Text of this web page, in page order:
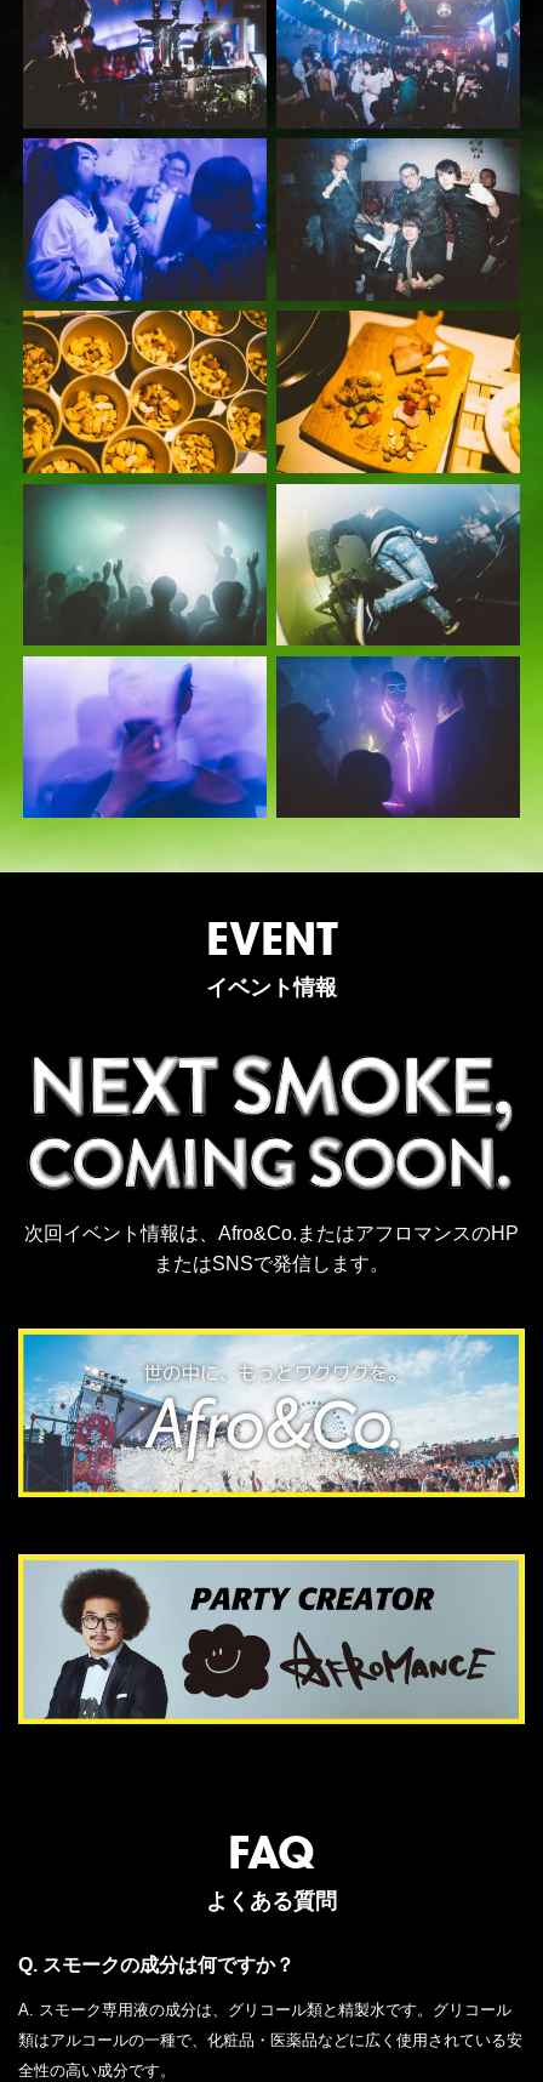
EVENT
イベント情報
次回イベント情報は、Afro&Co.またはアフロマンスのHP
またはSNSで発信します。
FAQ
よくある質問
Q. スモークの成分は何ですか？
A. スモーク専用液の成分は、グリコール類と精製水です。グリコール
類はアルコールの一種で、化粧品・医薬品などに広く使用されている安
全性の高い成分です。